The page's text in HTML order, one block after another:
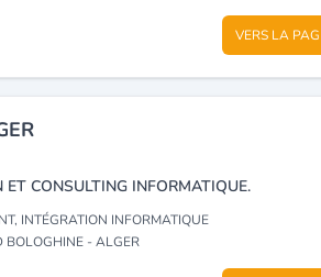
VERS LA
CONSULTING INFORMATIQUE.
INTÉGRATION INFORMATIQUE
BOLOGHINE - ALGER